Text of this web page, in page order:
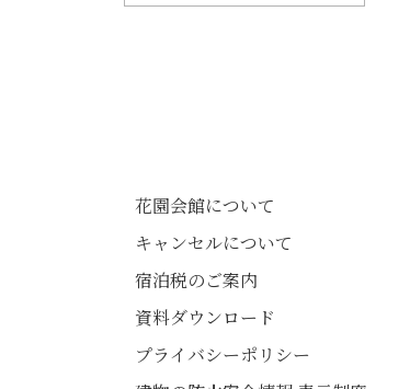
花園会館について
キャンセルについて
宿泊税のご案内
資料ダウンロード
プライバシーポリシー